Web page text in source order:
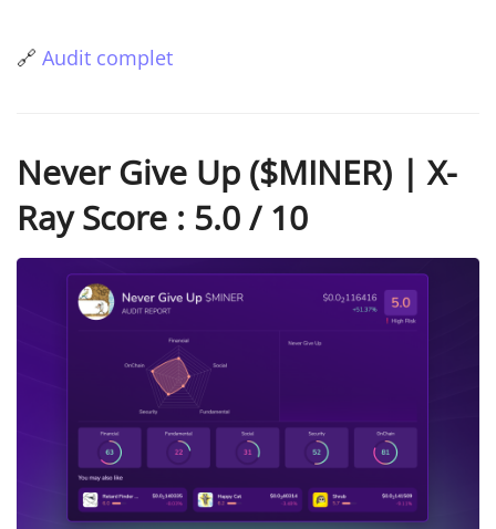
🔗 Audit complet
Never Give Up ($MINER) | X-
Ray Score : 5.0 / 10